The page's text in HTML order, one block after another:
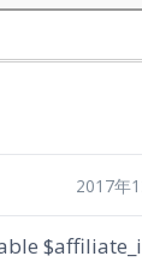
2017年